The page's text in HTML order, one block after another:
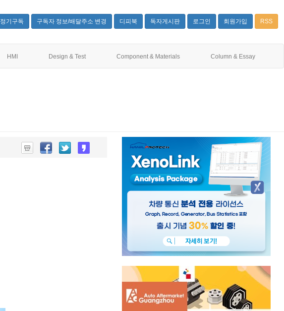
정기구독 구독자 정보/배달주소 변경 디피북 독자게시판 로그인 회원가입 RSS
HMI Design & Test Component & Materials Column & Essay